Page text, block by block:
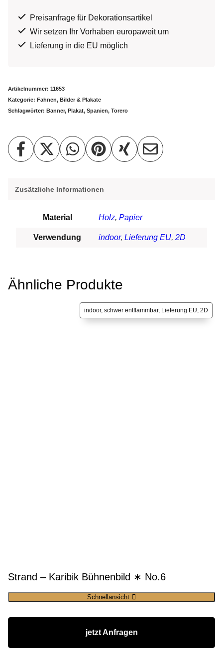
Preisanfrage für Dekorationsartikel
Wir setzen Ihr Vorhaben europaweit um
Lieferung in die EU möglich
Artikelnummer: 11653
Kategorie: Fahnen, Bilder & Plakate
Schlagwörter: Banner, Plakat, Spanien, Torero
Zusätzliche Informationen
Material Holz, Papier
Verwendung indoor, Lieferung EU, 2D
Ähnliche Produkte
indoor, schwer entflammbar, Lieferung EU, 2D
Strand – Karibik Bühnenbild ∗ No.6
Schnellansicht
jetzt Anfragen